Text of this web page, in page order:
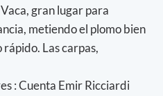
gran lugar para
metiendo el plomo bien
Las carpas,
: Cuenta Emir Ricciardi